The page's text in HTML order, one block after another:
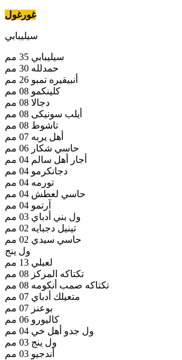
غورغول
سيليبابي
سيليبابي 35 مم
حمدلله 30 مم
أنبيقيره تمبو 26 مم
كلينكمو 08 مم
دجالا 08 مم
أيلب سونيكى 08 مم
تاشوط 08 مم
أهل يربه 07 مم
حاسي شكار 06 مم
أجار أهل سالم 04 مم
دجانكرمو 04 مم
تورمه 04 مم
حاسي لعطش 04 مم
آرتمو 04 مم
ول بني أدباي 03 مم
تينيل دجبايه 02 مم
حاسي سيدي 02 مم
ول ينج
لعبلي 13 مم
تكتاكه المركز 08 مم
تكتاكه صمب أنكومه 08 مم
متعيلك أدباي 07 مم
بوعنز 07 مم
كاليورو 06 مم
ول جدو أهل خي 04 مم
ول ينج 03 مم
أندجيو 03 مم